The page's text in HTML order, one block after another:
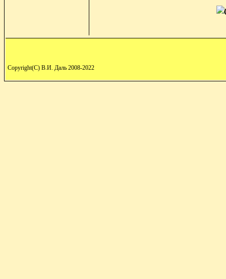
Copyright(C) В.И. Даль 2008-2022